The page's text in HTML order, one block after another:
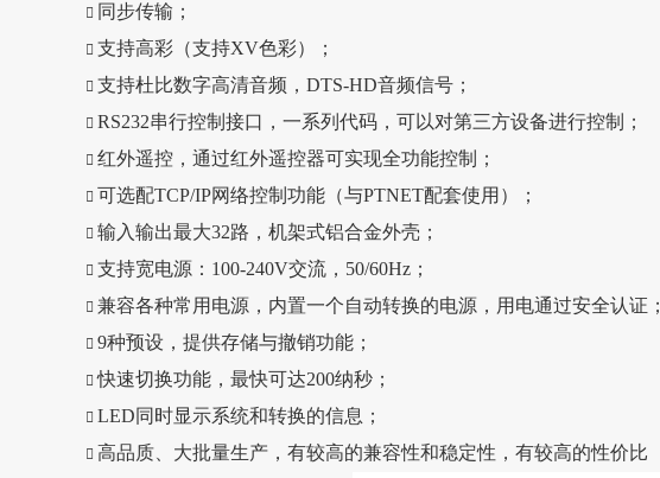
 同步传输；
 支持高彩（支持XV色彩）；
 支持杜比数字高清音频，DTS-HD音频信号；
 RS232串行控制接口，一系列代码，可以对第三方设备进行控制；
 红外遥控，通过红外遥控器可实现全功能控制；
 可选配TCP/IP网络控制功能（与PTNET配套使用）；
 输入输出最大32路，机架式铝合金外壳；
 支持宽电源：100-240V交流，50/60Hz；
 兼容各种常用电源，内置一个自动转换的电源，用电通过安全认证；
 9种预设，提供存储与撤销功能；
快速切换功能，最快可达200纳秒；
 LED同时显示系统和转换的信息；
 高品质、大批量生产，有较高的兼容性和稳定性，有较高的性价比